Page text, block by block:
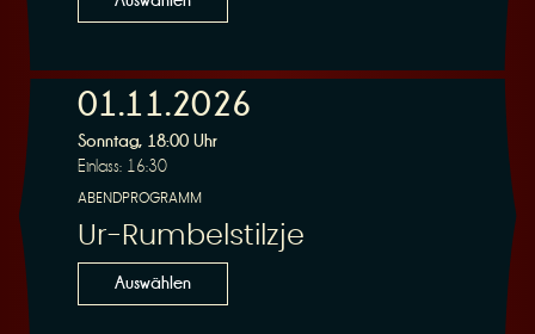
01.11.2026
Sonntag, 18:00 Uhr
Einlass: 16:30
ABENDPROGRAMM
Ur-Rumbelstilzje
Auswählen